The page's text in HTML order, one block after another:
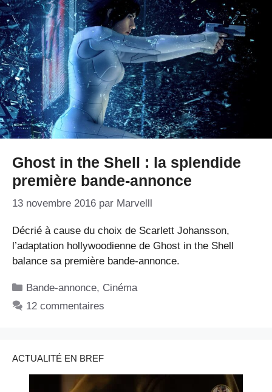
Ghost in the Shell : la splendide
première bande-annonce
13 novembre 2016 par Marvelll
Décrié à cause du choix de Scarlett Johansson,
l’adaptation hollywoodienne de Ghost in the Shell
balance sa première bande-annonce.
Catégories
Bande-annonce, Cinéma
12 commentaires
ACTUALITÉ EN BREF